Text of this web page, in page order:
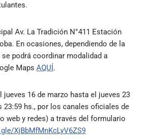
Av. La Tradición N°411 Estación
En ocasiones, dependiendo de la
podrá coordinar modalidad a
Maps AQUÍ .
jueves 16 de marzo hasta el jueves 23
23:59 hs., por los canales oficiales de
web y redes) a través del formulario
XjBbMfMnKcLyV6ZS9